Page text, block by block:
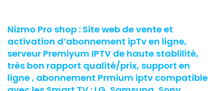
Nizmo Pro shop : Site web de vente et
activation d’abonnement ipTv en ligne,
serveur Premiyum IPTV de haute stablilité,
très bon rapport qualité/prix, support en
ligne , abonnement Prmium iptv compatible